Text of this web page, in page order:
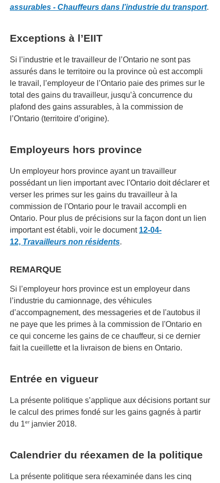
assurables - Chauffeurs dans l’industrie du transport.
Exceptions à l’EIIT
Si l’industrie et le travailleur de l’Ontario ne sont pas
assurés dans le territoire ou la province où est accompli
le travail, l’employeur de l’Ontario paie des primes sur le
total des gains du travailleur, jusqu’à concurrence du
plafond des gains assurables, à la commission de
l’Ontario (territoire d’origine).
Employeurs hors province
Un employeur hors province ayant un travailleur
possédant un lien important avec l'Ontario doit déclarer et
verser les primes sur les gains du travailleur à la
commission de l'Ontario pour le travail accompli en
Ontario. Pour plus de précisions sur la façon dont un lien
important est établi, voir le document 12-04-
12, Travailleurs non résidents.
REMARQUE
Si l’employeur hors province est un employeur dans
l’industrie du camionnage, des véhicules
d’accompagnement, des messageries et de l'autobus il
ne paye que les primes à la commission de l'Ontario en
ce qui concerne les gains de ce chauffeur, si ce dernier
fait la cueillette et la livraison de biens en Ontario.
Entrée en vigueur
La présente politique s’applique aux décisions portant sur
le calcul des primes fondé sur les gains gagnés à partir
du 1erjanvier 2018.
Calendrier du réexamen de la politique
La présente politique sera réexaminée dans les cinq